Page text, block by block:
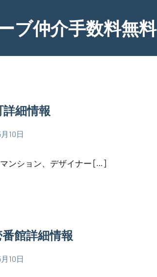
ブ仲介手数料無料
細情報
10日
ンション、デザイナー […]
館詳細情報
10日